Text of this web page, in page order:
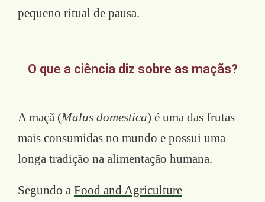
pequeno ritual de pausa.
O que a ciência diz sobre as maçãs?
A maçã (Malus domestica) é uma das frutas
mais consumidas no mundo e possui uma
longa tradição na alimentação humana.
Segundo a Food and Agriculture